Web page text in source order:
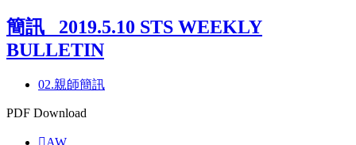
簡訊_ 2019.5.10 STS WEEKLY
BULLETIN
02.親師簡訊
PDF Download